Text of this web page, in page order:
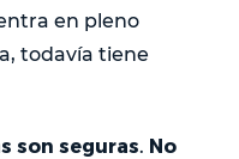
en pleno
todavía tiene
son seguras. No